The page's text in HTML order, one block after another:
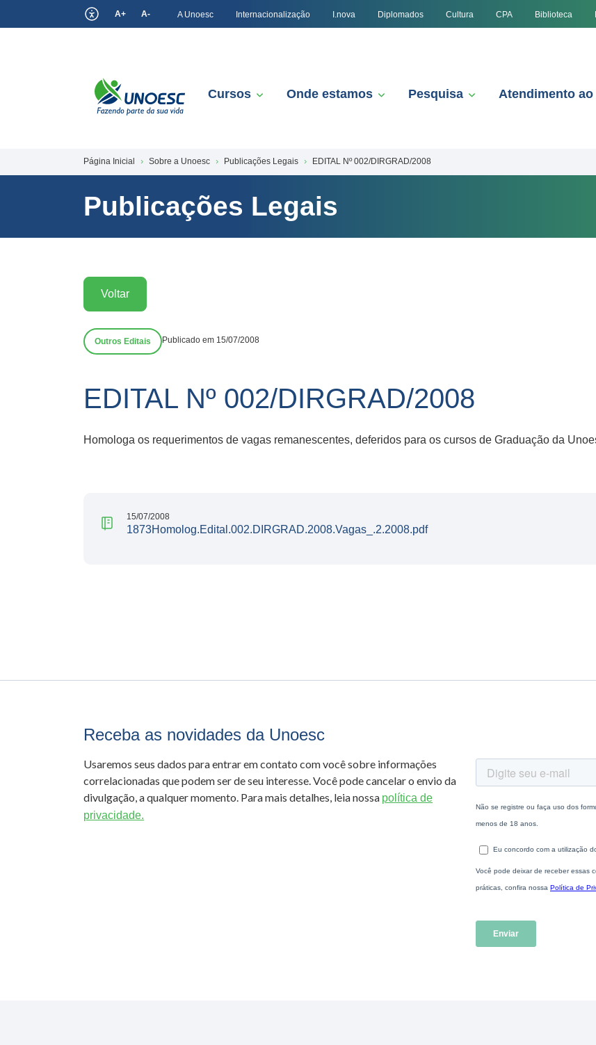
A+ A- A Unoesc Internacionalização I.nova Diplomados Cultura CPA Biblioteca
Cursos Onde estamos Pesquisa Atendimento
Página Inicial Sobre a Unoesc Publicações Legais EDITAL Nº 002/DIRGRAD/2008
Publicações Legais
Voltar
Outros Editais Publicado em 15/07/2008
EDITAL Nº 002/DIRGRAD/2008
Homologa os requerimentos de vagas remanescentes, deferidos para os cursos de Graduação da
15/07/2008
1873Homolog.Edital.002.DIRGRAD.2008.Vagas_.2.2008.pdf
Receba as novidades da Unoesc
Usaremos seus dados para entrar em contato com você sobre informações
correlacionadas que podem ser de seu interesse. Você pode cancelar o envio da
divulgação, a qualquer momento. Para mais detalhes, leia nossa política de
privacidade.